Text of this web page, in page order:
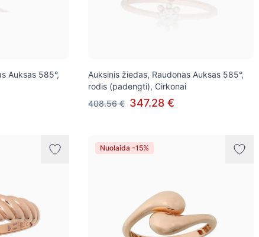
Auksas 585°,
Auksinis žiedas, Raudonas Auksas 585°,
rodis (padengti), Cirkonai
408.56 € 347.28 €
Nuolaida -15%